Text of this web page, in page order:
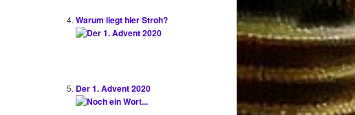
Warum liegt hier Stroh?
Der 1. Advent 2020